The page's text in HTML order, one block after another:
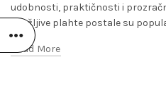
udobnosti, praktičnosti i
izdržljive plahte postale su
Read More